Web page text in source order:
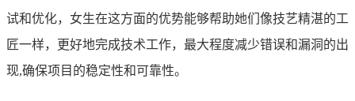
试和优化，女生在这方面的优势能够帮助她们像技艺精湛的工
匠一样，更好地完成技术工作，最大程度减少错误和漏洞的出
现,确保项目的稳定性和可靠性。